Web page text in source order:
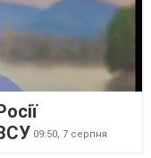
09:50, 7 серпня